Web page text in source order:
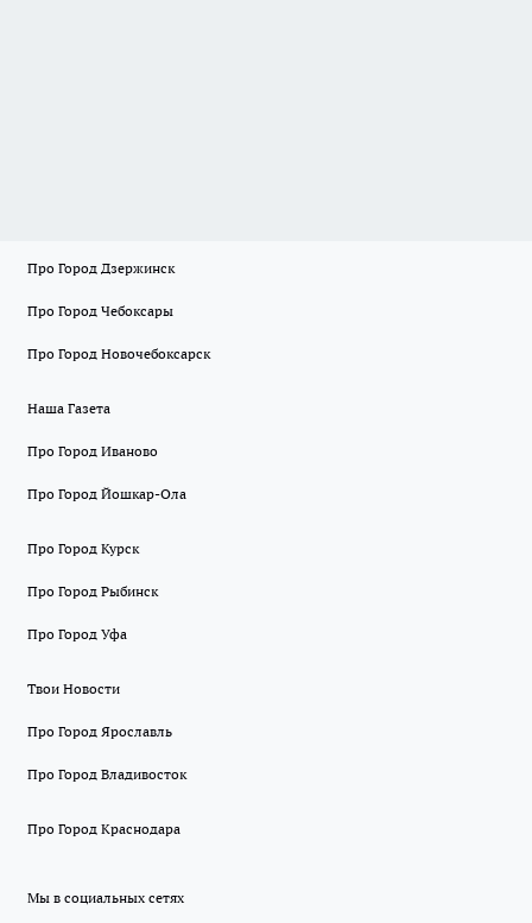
Про Город Дзержинск
Про Город Чебоксары
Про Город Новочебоксарск
Наша Газета
Про Город Иваново
Про Город Йошкар-Ола
Про Город Курск
Про Город Рыбинск
Про Город Уфа
Твои Новости
Про Город Ярославль
Про Город Владивосток
Про Город Краснодара
Мы в социальных сетях